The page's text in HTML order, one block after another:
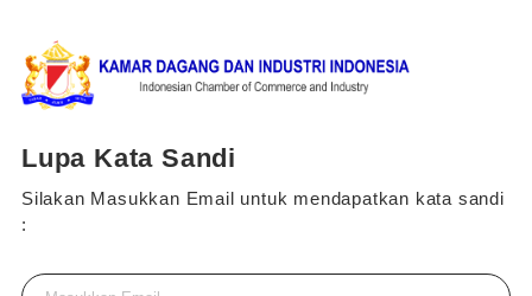
Lupa Kata Sandi
Silakan Masukkan Email untuk mendapatkan kata sandi
: